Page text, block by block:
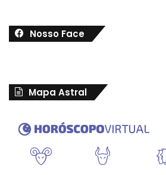
Nosso Face
Mapa Astral